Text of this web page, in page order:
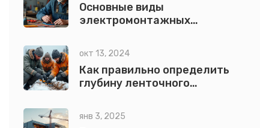
Основные виды
электромонтажных
эксплуатация
окт 13, 2024
Как правильно определить
глубину ленточного
янв 3, 2025